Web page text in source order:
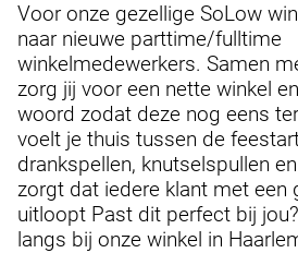
Voor onze gezellige SoLow
naar nieuwe parttime/fulltime
winkelmedewerkers. Samen
zorg jij voor een nette winkel
woord zodat deze nog eens
voelt je thuis tussen de
drankspellen, knutselspullen
zorgt dat iedere klant met een
uitloopt Past dit perfect bij
langs bij onze winkel in